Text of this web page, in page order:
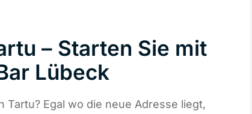
– Starten Sie mit
Lübeck
Tartu? Egal wo die neue Adresse liegt,